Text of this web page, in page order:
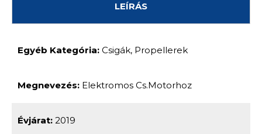
LEÍRÁS
Egyéb Kategória: Csigák, Propellerek
Megnevezés: Elektromos Cs.motorhoz
Évjárat: 2019